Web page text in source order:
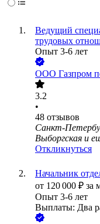
Ведущий
трудовых
Опыт 3-6 лет
ООО Газпром
3.2
•
48 отзывов
Санкт-
Выборгская и
Откликнуться
Начальник
от 120 000 ₽ за
Опыт 3-6 лет
Выплаты: Два